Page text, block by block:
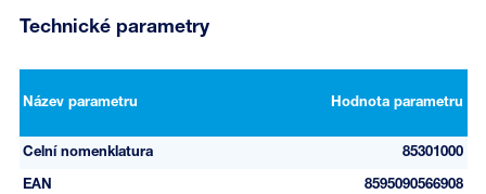
Technické parametry
Název parametru Hodnota parametru
Celní nomenklatura 85301000
EAN 8595090566908